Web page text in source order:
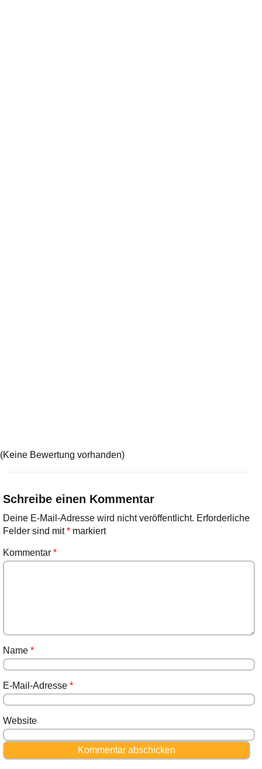
(Keine Bewertung vorhanden)
Schreibe einen Kommentar
Deine E-Mail-Adresse wird nicht veröffentlicht. Erforderliche
Felder sind mit*markiert
Kommentar *
Name *
E-Mail-Adresse *
Website